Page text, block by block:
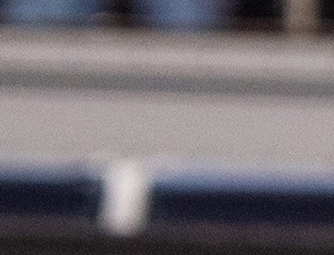
В первом четвертьфинальном матче
действующему чемпиону России.
Фото:
vk.com/vcenisey
В чемпионате России по волейболу
случиться, что на четвертьфинальной
грозный соперник – казанский «Зенит»,
этом сезоне красноярцы уже уступили
матчах и поэтому ответ на вопрос, кто
заранее.